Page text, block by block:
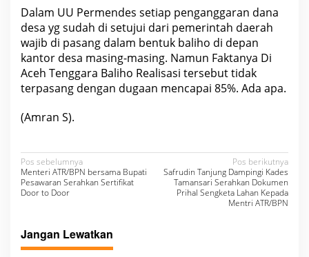
M
K
g
g
a
n
D
i
i
m
a
Dalam UU Permendes setiap penganggaran dana
desa yg sudah di setujui dari pemerintah daerah
wajib di pasang dalam bentuk baliho di depan
kantor desa masing-masing. Namun Faktanya Di
Aceh Tenggara Baliho Realisasi tersebut tidak
terpasang dengan dugaan mencapai 85%. Ada apa.
(Amran S).
N
a
v
i
g
Pos sebelumnya
Menteri ATR/BPN bersama Bupati
Pesawaran Serahkan Sertifikat
Door to Door
Pos berikutnya
Safrudin Tanjung Dampingi Kades
Tamansari Serahkan Dokumen
Prihal Sengketa Lahan Kepada
Mentri ATR/BPN
Jangan Lewatkan